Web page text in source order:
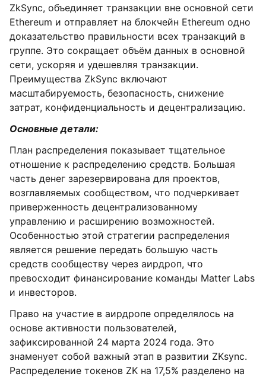
ZkSync, объединяет транзакции вне основной сети
Ethereum и отправляет на блокчейн Ethereum одно
доказательство правильности всех транзакций в
группе. Это сокращает объём данных в основной
сети, ускоряя и удешевляя транзакции.
Преимущества ZkSync включают
масштабируемость, безопасность, снижение
затрат, конфиденциальность и децентрализацию.
Основные детали:
План распределения показывает тщательное
отношение к распределению средств. Большая
часть денег зарезервирована для проектов,
возглавляемых сообществом, что подчеркивает
приверженность децентрализованному
управлению и расширению возможностей.
Особенностью этой стратегии распределения
является решение передать большую часть
средств сообществу через аирдроп, что
превосходит финансирование команды Matter Labs
и инвесторов.
Право на участие в аирдропе определялось на
основе активности пользователей,
зафиксированной 24 марта 2024 года. Это
знаменует собой важный этап в развитии ZKsync.
Распределение токенов ZK на 17,5% разделено на